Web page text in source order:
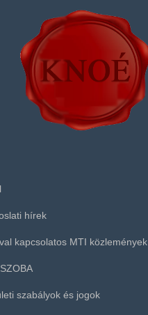
hírek
kapcsolatos MTI közlemények
szabályok és jogok